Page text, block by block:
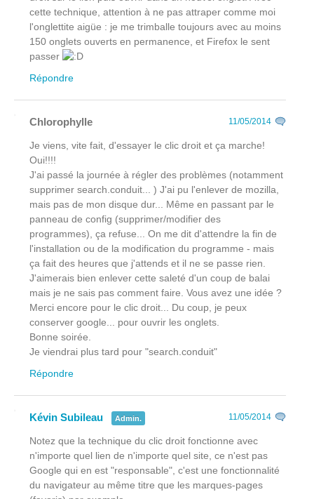
cette technique, attention à ne pas attraper comme moi
l'onglettite aigüe : je me trimballe toujours avec au moins
150 onglets ouverts en permanence, et Firefox le sent
passer
Répondre
Chlorophylle 11/05/2014
Je viens, vite fait, d'essayer le clic droit et ça marche!
Oui!!!!
J'ai passé la journée à régler des problèmes (notamment
supprimer search.conduit... ) J'ai pu l'enlever de mozilla,
mais pas de mon disque dur... Même en passant par le
panneau de config (supprimer/modifier des
programmes), ça refuse... On me dit d'attendre la fin de
l'installation ou de la modification du programme - mais
ça fait des heures que j'attends et il ne se passe rien.
J'aimerais bien enlever cette saleté d'un coup de balai
mais je ne sais pas comment faire. Vous avez une idée ?
Merci encore pour le clic droit... Du coup, je peux
conserver google... pour ouvrir les onglets.
Bonne soirée.
Je viendrai plus tard pour "search.conduit"
Répondre
Kévin Subileau Admin. 11/05/2014
Notez que la technique du clic droit fonctionne avec
n'importe quel lien de n'importe quel site, ce n'est pas
Google qui en est "responsable", c'est une fonctionnalité
du navigateur au même titre que les marques-pages